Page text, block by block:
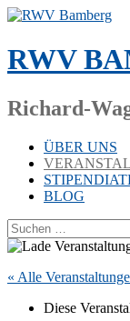
Zum
springen
RWV
Richard-
ÜBER UNS
BLOG
Suchen
nach:
« Alle
Die­se